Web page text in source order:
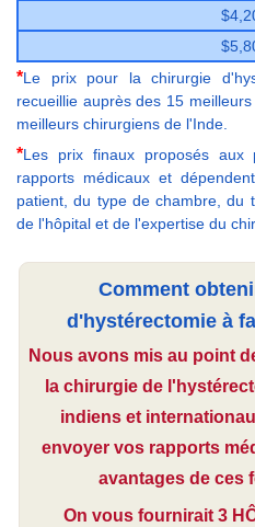
*Le prix pour la chirurgie
recueillie auprès des 15
meilleurs chirurgiens de l'Inde.
*Les prix finaux proposés aux
rapports médicaux et
patient, du type de chambre, du
de l'hôpital et de l'expertise du
Comment
d'hystérectomie à
Nous avons mis au point
la chirurgie de
indiens et
envoyer vos rapports
avantages de ces
On vous fournirait 3